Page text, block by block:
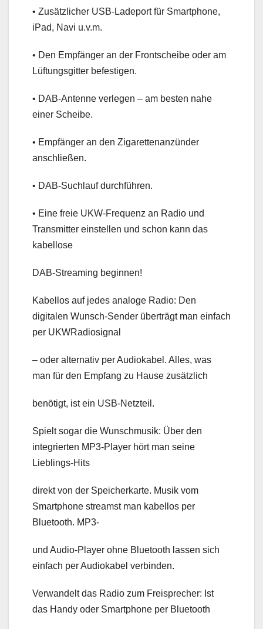
• Zusätzlicher USB-Ladeport für Smartphone,
iPad, Navi u.v.m.
• Den Empfänger an der Frontscheibe oder am
Lüftungsgitter befestigen.
• DAB-Antenne verlegen – am besten nahe
einer Scheibe.
• Empfänger an den Zigarettenanzünder
anschließen.
• DAB-Suchlauf durchführen.
• Eine freie UKW-Frequenz an Radio und
Transmitter einstellen und schon kann das
kabellose
DAB-Streaming beginnen!
Kabellos auf jedes analoge Radio: Den
digitalen Wunsch-Sender überträgt man einfach
per UKWRadiosignal
– oder alternativ per Audiokabel. Alles, was
man für den Empfang zu Hause zusätzlich
benötigt, ist ein USB-Netzteil.
Spielt sogar die Wunschmusik: Über den
integrierten MP3-Player hört man seine
Lieblings-Hits
direkt von der Speicherkarte. Musik vom
Smartphone streamst man kabellos per
Bluetooth. MP3-
und Audio-Player ohne Bluetooth lassen sich
einfach per Audiokabel verbinden.
Verwandelt das Radio zum Freisprecher: Ist
das Handy oder Smartphone per Bluetooth